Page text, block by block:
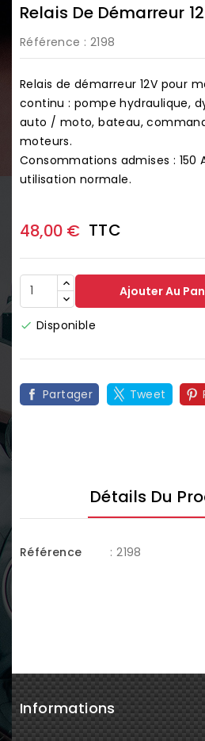
Relais De Démarreur
Référence : 2198
Relais de démarreur 12V pour
continu : pompe hydraulique,
auto / moto, bateau,
moteurs.
Consommations admises : 150
utilisation normale.
48,00 € TTC
Ajouter Au
 Disponible
Partager Tweet
Détails Du
Référence : 2198
Informations